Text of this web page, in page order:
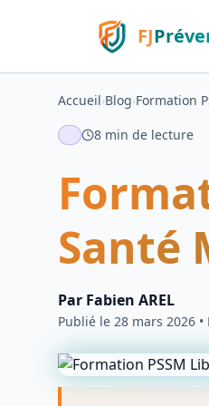
FJ
Accueil›Blog›Formation
8 min de lecture
Santé
Par Fabien AREL
Publié le 28 mars 2026